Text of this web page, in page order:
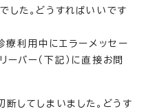
した。どうすればいいです
療利用中にエラーメッセー
バー（下記）に直接お問
してしまいました。どうす